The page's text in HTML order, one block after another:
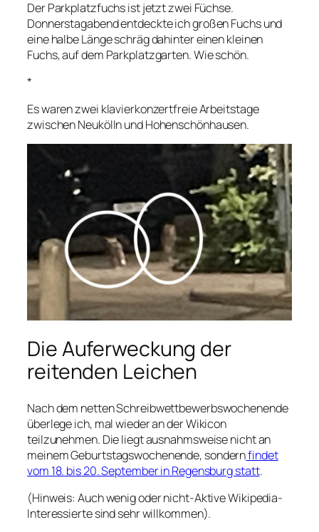
Der Parkplatzfuchs ist jetzt zwei Füchse.
Donnerstagabend entdeckte ich großen Fuchs und
eine halbe Länge schräg dahinter einen kleinen
Fuchs, auf dem Parkplatzgarten. Wie schön.
*
Es waren zwei klavierkonzertfreie Arbeitstage
zwischen Neukölln und Hohenschönhausen.
Die Auferweckung der
reitenden Leichen
Nach dem netten Schreibwettbewerbswochenende
überlege ich, mal wieder an der Wikicon
teilzunehmen. Die liegt ausnahmsweise nicht an
meinem Geburtstagswochenende, sondernfindet
vom 18. bis 20. September in Regensburg statt.
(Hinweis: Auch wenig oder nicht-Aktive Wikipedia-
Interessierte sind sehr willkommen).